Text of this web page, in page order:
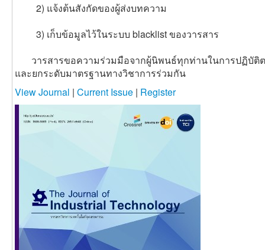
2) แจ้งต้นสังกัดของผู้ส่งบทความ
3) เก็บข้อมูลไว้ในระบบ blacklist ของวารสาร
วารสารขอความร่วมมือจากผู้นิพนธ์ทุกท่านในการปฏิบัติ
และยกระดับมาตรฐานทางวิชาการร่วมกัน
View Journal | Current Issue | Register